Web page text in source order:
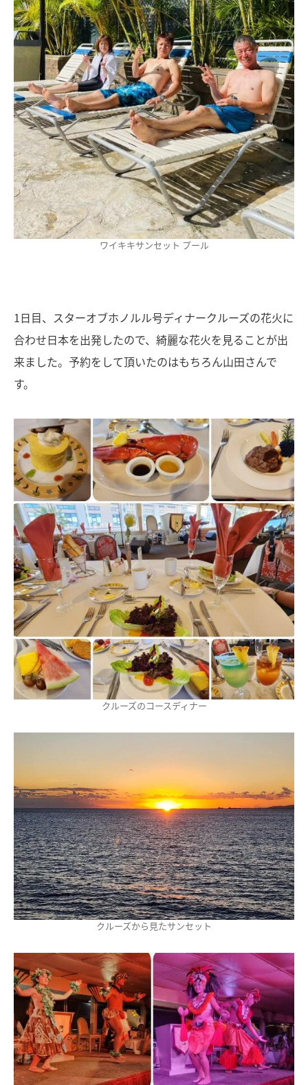
ワイキキサンセット プール
1日目、スターオブホノルル号ディナークルーズの花火に
合わせ日本を出発したので、綺麗な花火を見ることが出
来ました。予約をして頂いたのはもちろん山田さんで
す。
クルーズのコースディナー
クルーズから見たサンセット